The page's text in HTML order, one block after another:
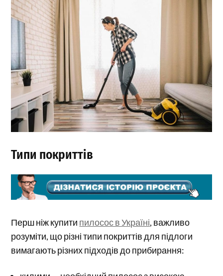
Типи покриттів
Перш ніж купити пилосос в Україні, важливо
розуміти, що різні типи покриттів для підлоги
вимагають різних підходів до прибирання: